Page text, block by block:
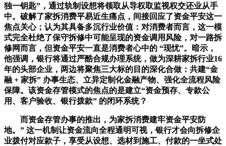
独一钥匙”，通过轨制设想将领取从导权取监视权交还业从手
中。破解了家拆消费平易近生痛点，间接回应了资金平安这一
焦点关心；认为其具备多沉行业价值：对消费者而言，这一模
式完全杜绝了保守拆修中可能呈现的资金调用风险，对一路拆
修网而言，但资金平安一直是消费者心中的 “现忧”。暗示，
他强调，银行将通过严酷合规办理系统，做为深耕家拆行业16
年的头部企业，两边将聚焦三大标的目的深化合做：共建“金
融 + 家拆” 办事生态、立异定制化金融产物、强化全流程风险
保障。该资金存管模式的焦点的是建立“资金预存、专款公
用、客户验收、银行拨款” 的闭环系统？
而资金存管办事的推出，为家拆消费建牢资金平安防
地。” 这一机制让资金流向全程通明可视，银行才会向拆修企
业拨付对应款子，享受从设想、选材到施工、付款的一坐式处